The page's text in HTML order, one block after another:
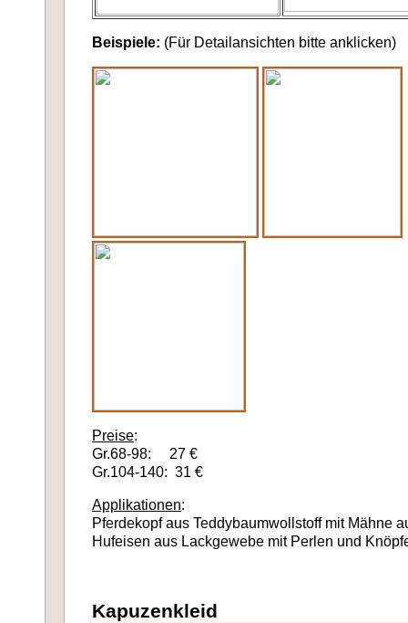
Beispiele: (Für Detailansichten bitte anklicken)
Preise:
Gr.68-98: 27 €
Gr.104-140: 31 €
Applikationen:
Pferdekopf aus Teddybaumwollstoff mit
Hufeisen aus Lackgewebe mit Perlen
Kapuzenkleid